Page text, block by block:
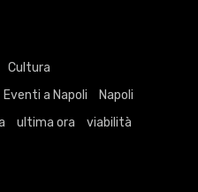
Cultura
Eventi a Napoli
Napoli
ultima ora viabilità